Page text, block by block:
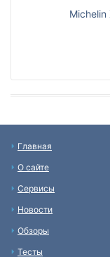
Michelin
Главная
О сайте
Сервисы
Новости
Обзоры
Тесты